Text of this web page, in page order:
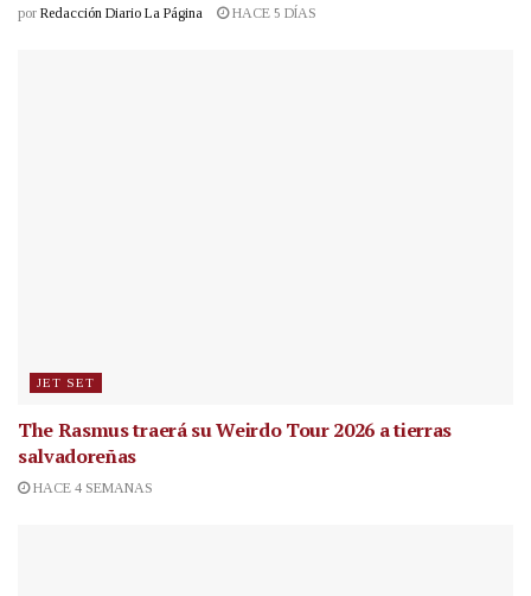
por Redacción Diario La Página HACE 5 DÍAS
JET SET
The Rasmus traerá su Weirdo Tour 2026 a tierras
salvadoreñas
HACE 4 SEMANAS